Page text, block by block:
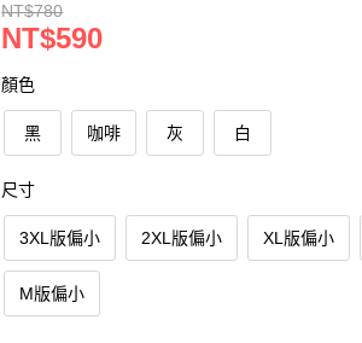
NT$780
NT$590
顏色
黑 咖啡 灰 白
尺寸
3XL版偏小 2XL版偏小 XL版偏小
M版偏小